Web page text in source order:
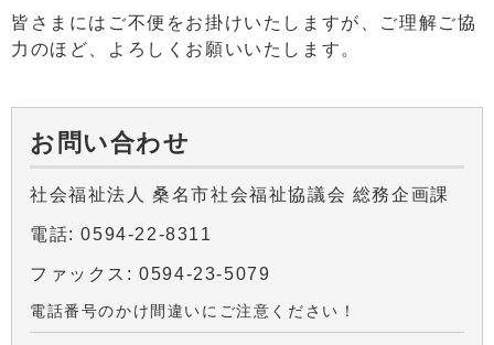
皆さまにはご不便をお掛けいたしますが、ご理解ご協
力のほど、よろしくお願いいたします。
お問い合わせ
社会福祉法人 桑名市社会福祉協議会 総務企画課
電話: 0594-22-8311
ファックス: 0594-23-5079
電話番号のかけ間違いにご注意ください！